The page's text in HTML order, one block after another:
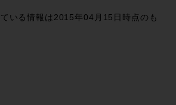
いる情報は2015年04月15日時点のも